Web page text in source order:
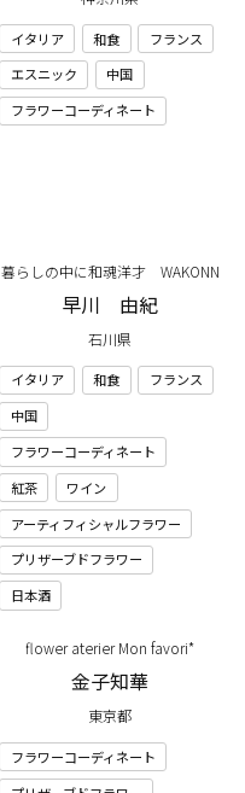
イタリア 和食
フランス
エスニック
中国
フラワーコーディネート
暮らしの中に和魂洋才 WAKONN
早川 由紀
石川県
イタリア 和食
フランス
中国
フラワーコーディネート
紅茶
ワイン
アーティフィシャルフラワー
プリザーブドフラワー
日本酒
flower aterier Mon favori*
金子知華
東京都
フラワーコーディネート